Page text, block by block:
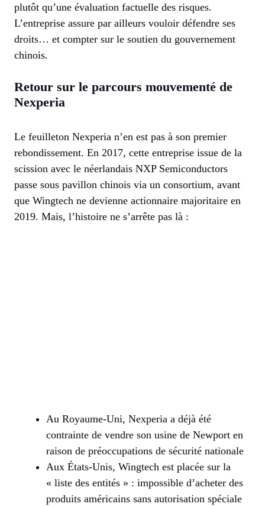
plutôt qu’une évaluation factuelle des risques.
L’entreprise assure par ailleurs vouloir défendre ses
droits… et compter sur le soutien du gouvernement
chinois.
Retour sur le parcours mouvementé de
Nexperia
Le feuilleton Nexperia n’en est pas à son premier
rebondissement. En 2017, cette entreprise issue de la
scission avec le néerlandais NXP Semiconductors
passe sous pavillon chinois via un consortium, avant
que Wingtech ne devienne actionnaire majoritaire en
2019. Mais, l’histoire ne s’arrête pas là :
Au Royaume-Uni, Nexperia a déjà été
contrainte de vendre son usine de Newport en
raison de préoccupations de sécurité nationale
Aux États-Unis, Wingtech est placée sur la
« liste des entités » : impossible d’acheter des
produits américains sans autorisation spéciale